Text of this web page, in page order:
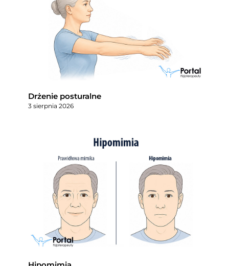
Drżenie posturalne
3 sierpnia 2026